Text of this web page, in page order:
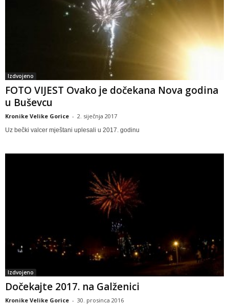
Izdvojeno
FOTO VIJEST Ovako je dočekana Nova godina
u Buševcu
Kronike Velike Gorice - 2. siječnja 2017
Uz bečki valcer mještani uplesali u 2017. godinu
Izdvojeno
Dočekajte 2017. na Galženici
Kronike Velike Gorice - 30. prosinca 2016